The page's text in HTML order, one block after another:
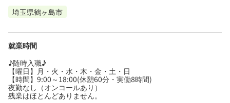
埼玉県鶴ヶ島市
就業時間
♪随時入職♪
【曜日】月・火・水・木・金・土・日
【時間】9:00～18:00(休憩60分・実働8時間)
夜勤なし（オンコールあり）
残業はほとんどありません。